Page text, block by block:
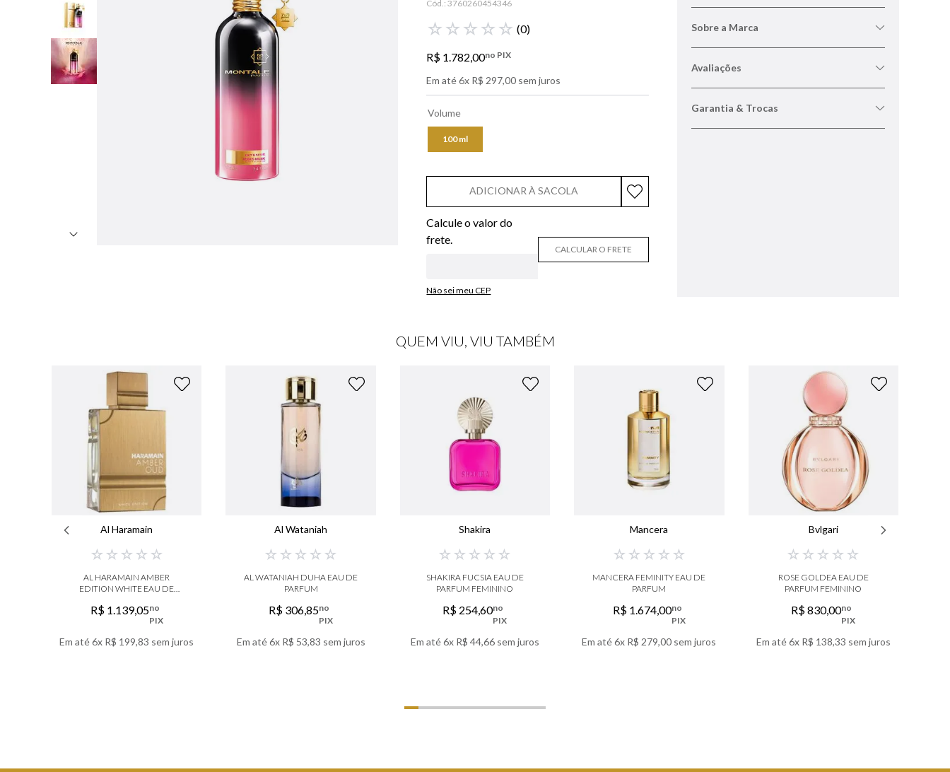
Cód.:3760260454346
☆ ☆ ☆ ☆ ☆ (0)
R$ 1.782,00no PIX
Em até6x R$ 297,00 sem juros
Volume
100 ml
ADICIONAR À SACOLA
Não sei meu CEP
CALCULAR O FRETE
Sobre a Marca
Avaliações
Garantia & Trocas
QUEM VIU, VIU TAMBÉM
Al Haramain
☆ ☆ ☆ ☆ ☆
AL HARAMAIN AMBER
EDITION WHITE EAU DE
R$ 1.139,05no
PIX
Em até6x R$ 199,83 sem juros
Al Wataniah
☆ ☆ ☆ ☆ ☆
AL WATANIAH DUHA EAU DE
PARFUM
R$ 306,85no
PIX
Em até6x R$ 53,83 sem juros
Shakira
☆ ☆ ☆ ☆ ☆
SHAKIRA FUCSIA EAU DE
PARFUM FEMININO
R$ 254,60no
PIX
Em até6x R$ 44,66sem juros
Mancera
☆ ☆ ☆ ☆ ☆
MANCERA FEMINITY EAU DE
PARFUM
R$ 1.674,00no
PIX
Em até6x R$ 279,00 sem juros
Bvlgari
☆ ☆ ☆ ☆ ☆
ROSE GOLDEA EAU DE
PARFUM FEMININO
R$830,00no
PIX
Em até6x R$ 138,33 sem juros